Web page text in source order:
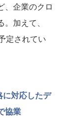
、企業のクロ
加えて、
定されてい
対応したデ
協業